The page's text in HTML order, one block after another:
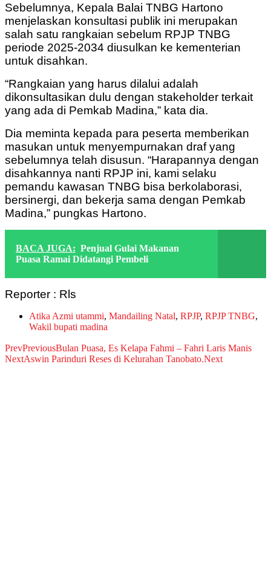
Sebelumnya, Kepala Balai TNBG Hartono
menjelaskan konsultasi publik ini merupakan
salah satu rangkaian sebelum RPJP TNBG
periode 2025-2034 diusulkan ke kementerian
untuk disahkan.
“Rangkaian yang harus dilalui adalah
dikonsultasikan dulu dengan stakeholder terkait
yang ada di Pemkab Madina,” kata dia.
Dia meminta kepada para peserta memberikan
masukan untuk menyempurnakan draf yang
sebelumnya telah disusun. “Harapannya dengan
disahkannya nanti RPJP ini, kami selaku
pemandu kawasan TNBG bisa berkolaborasi,
bersinergi, dan bekerja sama dengan Pemkab
Madina,” pungkas Hartono.
BACA JUGA: Penjual Gulai Makanan
Puasa Ramai Didatangi Pembeli
Reporter : Rls
Atika Azmi utammi, Mandailing Natal, RPJP, RPJP TNBG,
Wakil bupati madina
PrevPreviousBulan Puasa, Es Kelapa Fahmi – Fahri Laris Manis
NextAswin Parinduri Reses di Kelurahan Tanobato.Next